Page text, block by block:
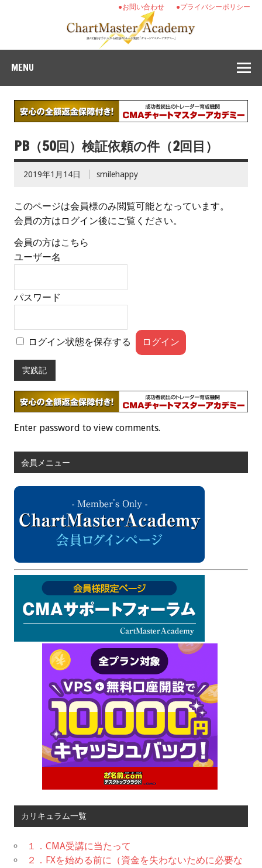
●プライバシーポリシー
●お問い合わせ
MENU
PB（50回）検証依頼の件（2回目）
2019年1月14日 smilehappy
このページは会員様のみ閲覧可能となっています。
会員の方はログイン後にご覧ください。
会員の方はこちら
ユーザー名
パスワード
ログイン状態を保存する
実践記
Enter password to view comments.
会員メニュー
カリキュラム一覧
１．CMA受講に当たって
２．FXを始める前に（資金を失わないために必要な